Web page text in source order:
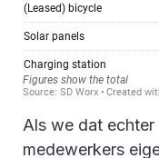
Als we dat
medewerkers